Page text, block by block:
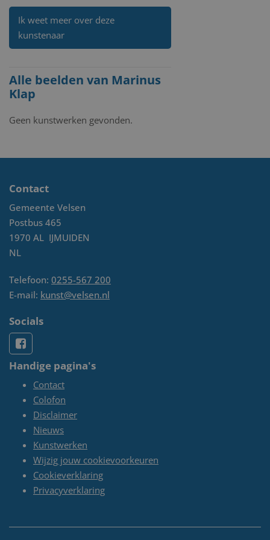
Ik weet meer over deze
kunstenaar
Alle beelden van Marinus
Klap
Geen kunstwerken gevonden.
Contact
Gemeente Velsen
Postbus 465
1970 AL IJMUIDEN
NL
Telefoon: 0255-567 200
E-mail: kunst@velsen.nl
Socials
Handige pagina's
Contact
Colofon
Disclaimer
Nieuws
Kunstwerken
Wijzig jouw cookievoorkeuren
Cookieverklaring
Privacyverklaring